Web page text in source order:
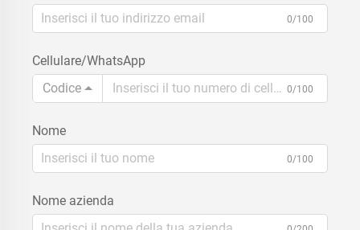
0/100
Cellulare/WhatsApp
Codice
0/100
Nome
0/100
Nome azienda